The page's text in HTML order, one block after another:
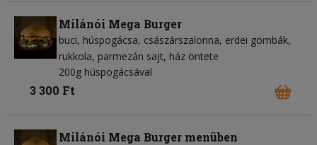
Milánói Mega Burger
buci húspogácsa császárszalonna erdei gombák
rukkola parmezán sajt ház öntete
200g húspogácsával
3 300 Ft
Milánói Mega Burger menüben